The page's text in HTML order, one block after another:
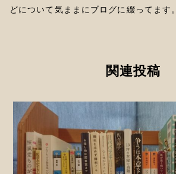
どについて気ままにブログに綴ってます。
関連投稿